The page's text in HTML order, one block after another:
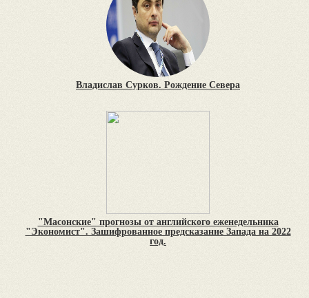
Владислав Сурков. Рождение Севера
"Масонские" прогнозы от английского еженедельника
"Экономист". Зашифрованное предсказание Запада на 2022
год.